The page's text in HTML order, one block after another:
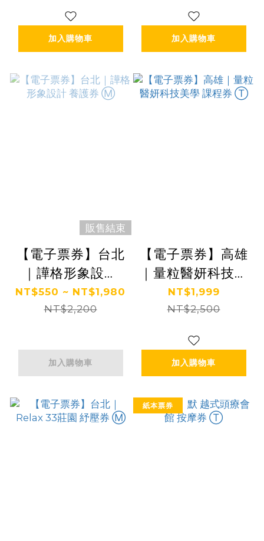
加入購物車 加入購物車
販售結束
【電子票券】台北
｜譁格形象設計
養護券 Ⓜ
NT$550 ~ NT$1,980
NT$2,200
加入購物車
【電子票券】高雄
｜量粒醫妍科技美
學 課程券 Ⓣ
NT$1,999
NT$2,500
加入購物車
紙本票券